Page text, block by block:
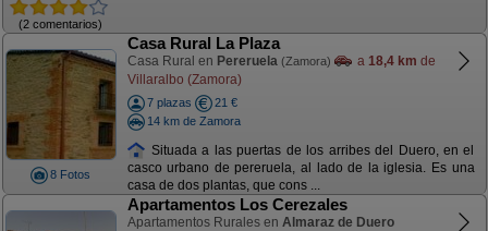
(2 comentarios)
8 Fotos
Casa Rural La Plaza
Casa Rural en Pereruela (Zamora) a 18,4 km de
Villaralbo (Zamora)
7 plazas
21 €
14 km de Zamora
Situada a las puertas de los arribes del Duero, en el
casco urbano de pereruela, al lado de la iglesia. Es una
casa de dos plantas, que cons ...
Apartamentos Los Cerezales
Apartamentos Rurales en Almaraz de Duero